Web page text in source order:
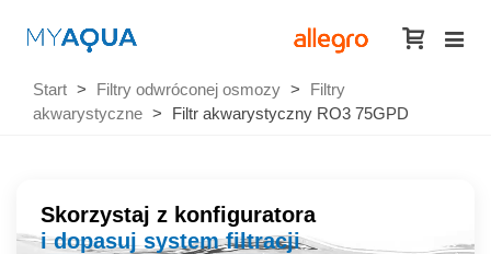
Start > Filtry odwróconej osmozy >
Filtry
akwarystyczne > Filtr akwarystyczny RO3 75GPD
Skorzystaj z konfiguratora
i dopasuj system filtracji